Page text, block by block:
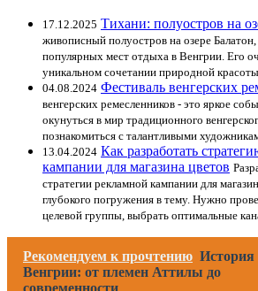
17.12.2025 Тихани: полуостров на
живописный полуостров на озере
популярных мест отдыха в Венгрии. Его
уникальном сочетании природной
04.08.2024 Фестиваль венгерских
венгерских ремесленников - это яркое
окунуться в мир традиционного
познакомиться с талантливыми
13.04.2024 Как разработать
кампании для магазина цветов
стратегии рекламной кампании для
глубокого погружения в тему. Нужно
целевой группы, выбрать оптимальные
Рекомендуем к прочтению История
Венгрии: от племен Аттилы до
современности